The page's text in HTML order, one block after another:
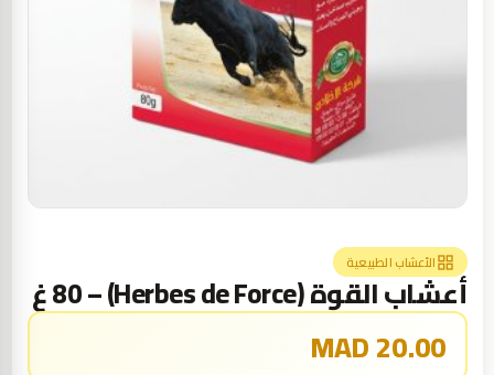
الأعشاب الطبيعية
أعشاب القوة (Herbes de Force) – 80 غ
20.00 MAD